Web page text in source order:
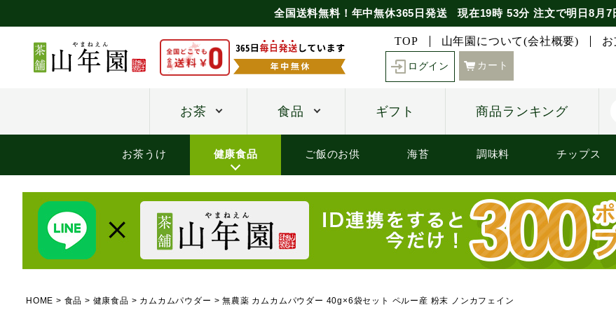
全国送料無料！年中無休365日発送 現在19時 53分 注文で明日8月7
TOP 山年園について(会社概要)
ログイン カート
お茶 食品 ギフト 商品ランキング
お茶うけ 健康食品 ご飯のお供 海苔 調味料 チップス
HOME 食品 健康食品 カムカムパウダー 無農薬 カムカムパウダー 40g×6袋セット ペルー産 粉末 ノンカフェイン